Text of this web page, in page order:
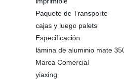
Paquete de Transporte
cajas y luego palets
Especificación
lámina de aluminio mate
Marca Comercial
yiaxing